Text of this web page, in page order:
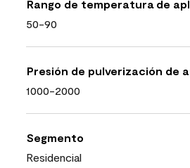
Rango de temperatura de
50-90
Presión de pulverización de
1000-2000
Segmento
Residencial